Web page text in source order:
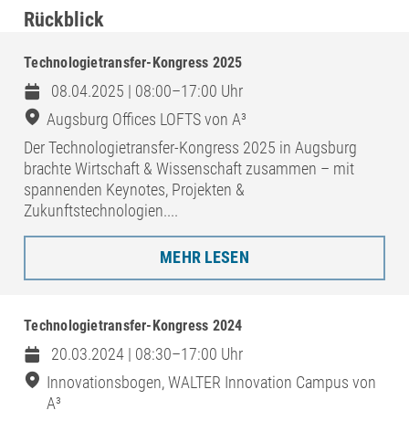
Rückblick
Technologietransfer-Kongress 2025
08.04.2025 | 08:00–17:00 Uhr
Augsburg Offices LOFTS von A³
Der Technologietransfer-Kongress 2025 in Augsburg
brachte Wirtschaft & Wissenschaft zusammen – mit
spannenden Keynotes, Projekten &
Zukunftstechnologien....
MEHR LESEN
Technologietransfer-Kongress 2024
20.03.2024 | 08:30–17:00 Uhr
Innovationsbogen, WALTER Innovation Campus von
A³